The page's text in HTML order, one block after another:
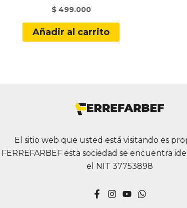
$499.000
Añadir al carrito
El sitio web que usted está visitando es
FERREFARBEF esta sociedad se encuentra
el NIT 37753898